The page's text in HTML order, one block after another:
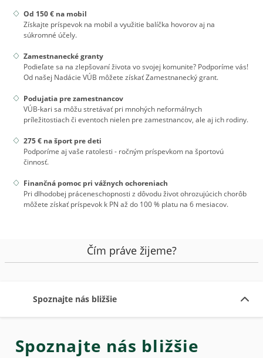
Od 150 € na mobil
Získajte príspevok na mobil a využitie balíčka hovorov aj na
súkromné účely.
Zamestnanecké granty
Podieľate sa na zlepšovaní života vo svojej komunite? Podporíme vás!
Od našej Nadácie VÚB môžete získať Zamestnanecký grant.
Podujatia pre zamestnancov
VÚB-kari sa môžu stretávať pri mnohých neformálnych
príležitostiach či eventoch nielen pre zamestnancov, ale aj ich rodiny.
275 € na šport pre deti
Podporíme aj vaše ratolesti - ročným príspevkom na športovú
činnosť.
Finančná pomoc pri vážnych ochoreniach
Pri dlhodobej práceneschopnosti z dôvodu život ohrozujúcich chorôb
môžete získať príspevok k PN až do 100 % platu na 6 mesiacov.
Čím práve žijeme?
Spoznajte nás bližšie
Spoznajte nás bližšie